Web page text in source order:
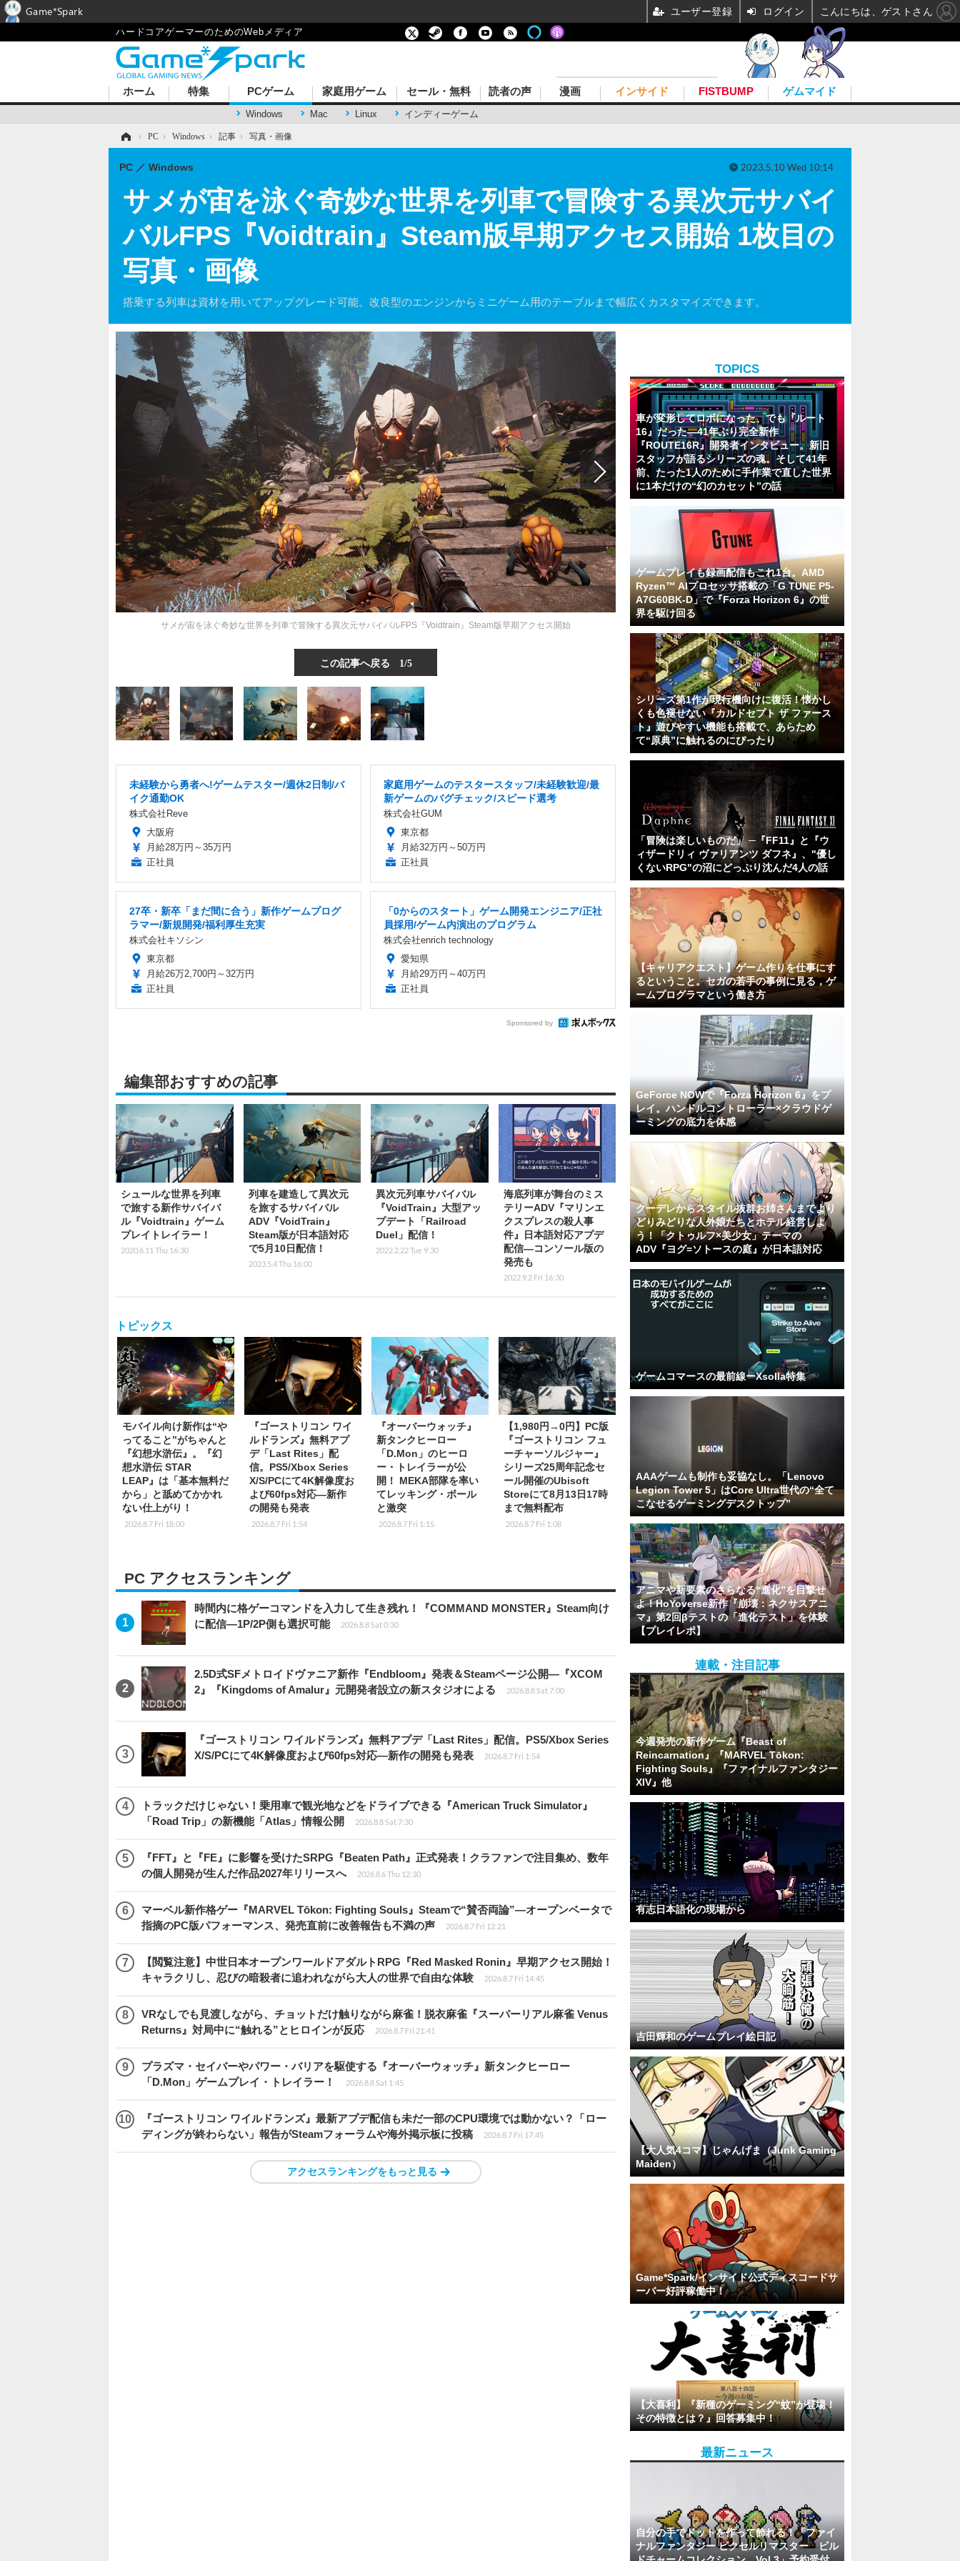
ハードコアゲーマーのためのWebメディア
ホーム 特集 PCゲーム
Windows Mac Linux インディーゲーム
家庭用ゲーム セール・無料 読者の声 漫画 インサイド FISTBUMP ゲムマイド
› PC › Windows › 記事 › 写真・画像
サメが宙を泳ぐ奇妙な世界を列車で冒険する異次元サバイ
バルFPS『Voidtrain』Steam版早期アクセス開始 1枚目の
写真・画像
搭乗する列車は資材を用いてアップグレード可能。改良型のエンジンからミニゲーム用のテーブルまで幅広くカスタマイズできます。
PC Windows 2023.5.10 Wed 10:14
サメが宙を泳ぐ奇妙な世界を列車で冒険する異次元サバイバルFPS『Voidtrain』Steam版早期アクセス開始
この記事へ戻る 1/5
未経験から勇者へ!ゲームテスター/週休2日制/バ
イク通勤OK
株式会社Reve
大阪府
月給28万円～35万円
正社員
家庭用ゲームのテスタースタッフ/未経験歓迎/最
新ゲームのバグチェック/スピード選考
株式会社GUM
東京都
月給32万円～50万円
正社員
27卒・新卒「まだ間に合う」新作ゲームプログ
ラマー/新規開発/福利厚生充実
株式会社キソシン
東京都
月給26万2,700円～32万円
正社員
「0からのスタート」ゲーム開発エンジニア/正社
員採用/ゲーム内演出のプログラム
株式会社enrich technology
愛知県
月給29万円～40万円
正社員
Sponsored by
編集部おすすめの記事
シュールな世界を列車
で旅する新作サバイバ
ル『Voidtrain』ゲーム
プレイトレイラー！
2020.6.11 Thu 16:30
列車を建造して異次元
を旅するサバイバル
ADV『VoidTrain』
Steam版が日本語対応
で5月10日配信！
2023.5.4 Thu 16:00
異次元列車サバイバル
『VoidTrain』大型アッ
プデート「Railroad
Duel」配信！
2022.2.22 Tue 9:30
海底列車が舞台のミス
テリーADV『マリンエ
クスプレスの殺人事
件』日本語対応アプデ
配信―コンソール版の
発売も
2022.9.2 Fri 16:30
トピックス
モバイル向け新作は“や
ってること”がちゃんと
『幻想水滸伝』。『幻
想水滸伝 STAR
LEAP』は「基本無料だ
から」と舐めてかかれ
ない仕上がり！
2026.8.7 Fri 18:00
『ゴーストリコン ワイ
ルドランズ』無料アプ
デ「Last Rites」配
信。PS5/Xbox Series
X/S/PCにて4K解像度お
よび60fps対応―新作
の開発も発表
2026.8.7 Fri 1:54
『オーバーウォッチ』
新タンクヒーロー
「D.Mon」のヒーロ
ー・トレイラーが公
開！ MEKA部隊を率い
てレッキング・ボール
と激突
2026.8.7 Fri 1:15
【1,980円→0円】PC版
『ゴーストリコン フュ
ーチャーソルジャー』
シリーズ25周年記念セ
ール開催のUbisoft
Storeにて8月13日17時
まで無料配布
2026.8.7 Fri 1:08
PC アクセスランキング
時間内に格ゲーコマンドを入力して生き残れ！『COMMAND MONSTER』Steam向け
に配信―1P/2P側も選択可能
2026.8.8 Sat 0:30
2.5D式SFメトロイドヴァニア新作『Endbloom』発表＆Steamページ公開―『XCOM
2』『Kingdoms of Amalur』元開発者設立の新スタジオによる
2026.8.8 Sat 7:00
『ゴーストリコン ワイルドランズ』無料アプデ「Last Rites」配信。PS5/Xbox Series
X/S/PCにて4K解像度および60fps対応―新作の開発も発表
2026.8.7 Fri 1:54
トラックだけじゃない！乗用車で観光地などをドライブできる『American Truck Simulator』
「Road Trip」の新機能「Atlas」情報公開
2026.8.8 Sat 7:30
『FFT』と『FE』に影響を受けたSRPG『Beaten Path』正式発表！クラファンで注目集め、数年
の個人開発が生んだ作品2027年リリースへ
2026.8.6 Thu 12:30
マーベル新作格ゲー『MARVEL Tōkon: Fighting Souls』Steamで“賛否両論”―オープンベータで
指摘のPC版パフォーマンス、発売直前に改善報告も不満の声
2026.8.7 Fri 12:21
【閲覧注意】中世日本オープンワールドアダルトRPG『Red Masked Ronin』早期アクセス開始！
キャラクリし、忍びの暗殺者に追われながら大人の世界で自由な体験
2026.8.7 Fri 14:45
VRなしでも見渡しながら、チョットだけ触りながら麻雀！脱衣麻雀『スーパーリアル麻雀 Venus
Returns』対局中に“触れる”とヒロインが反応
2026.8.7 Fri 21:41
プラズマ・セイバーやパワー・バリアを駆使する『オーバーウォッチ』新タンクヒーロー
「D.Mon」ゲームプレイ・トレイラー！
2026.8.8 Sat 1:45
『ゴーストリコン ワイルドランズ』最新アプデ配信も未だ一部のCPU環境では動かない？「ロー
ディングが終わらない」報告がSteamフォーラムや海外掲示板に投稿
2026.8.7 Fri 17:45
アクセスランキングをもっと見る
TOPICS
車が変形してロボになった、でも『ルート
16』だった―41年ぶり完全新作
『ROUTE16R』開発者インタビュー。新旧
スタッフが語るシリーズの魂。そして41年
前、たった1人のために手作業で直した世界
に1本だけの“幻のカセット”の話
ゲームプレイも録画配信もこれ1台。AMD
Ryzen™ AIプロセッサ搭載の「G TUNE P5-
A7G60BK-D」で『Forza Horizon 6』の世
界を駆け回る
シリーズ第1作が現行機向けに復活！懐かし
くも色褪せない『カルドセプト ザ ファース
ト』遊びやすい機能も搭載で、あらため
て“原典”に触れるのにぴったり
「冒険は楽しいものだ」 ─『FF11』と『ウ
ィザードリィ ヴァリアンツ ダフネ』、"優し
くないRPG"の沼にどっぷり沈んだ4人の話
【キャリアクエスト】ゲーム作りを仕事にす
るということ。セガの若手の事例に見る，ゲ
ームプログラマという働き方
GeForce NOWで『Forza Horizon 6』をプ
レイ。ハンドルコントローラー×クラウドゲ
ーミングの底力を体感
クーデレからスタイル抜群お姉さんまでより
どりみどりな人外娘たちとホテル経営しよ
う！「クトゥルフ×美少女」テーマの
ADV『ヨグ=ソトースの庭』が日本語対応
ゲームコマースの最前線ーXsolla特集
AAAゲームも制作も妥協なし。「Lenovo
Legion Tower 5」はCore Ultra世代の“全て
こなせるゲーミングデスクトップ”
アニマや新要素のさらなる“進化”を目撃せ
よ！HoYoverse新作『崩壊：ネクサスアニ
マ』第2回βテストの「進化テスト」を体験
【プレイレポ】
連載・注目記事
今週発売の新作ゲーム『Beast of
Reincarnation』『MARVEL Tōkon:
Fighting Souls』『ファイナルファンタジー
XIV』他
有志日本語化の現場から
吉田輝和のゲームプレイ絵日記
【大人気4コマ】じゃんげま（Junk Gaming
Maiden）
Game*Spark/インサイド公式ディスコードサ
ーバー好評稼働中！
【大喜利】『新種のゲーミング“蚊”が登場！
その特徴とは？』回答募集中！
最新ニュース
自分の手でドットを作って飾れる！「ファイ
ナルファンタジー ピクセルリマスター ビル
Game*Spark ユーザー登録 ログイン こんにちは、ゲストさん